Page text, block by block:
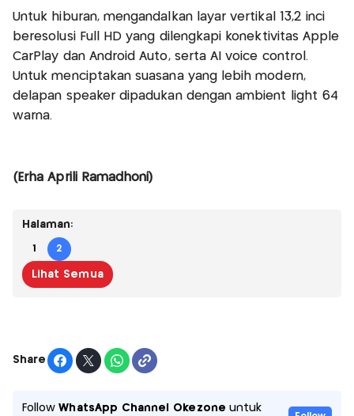
Untuk hiburan, mengandalkan layar vertikal 13,2 inci
beresolusi Full HD yang dilengkapi konektivitas Apple
CarPlay dan Android Auto , serta AI voice control .
Untuk menciptakan suasana yang lebih modern,
delapan speaker dipadukan dengan ambient light 64
warna.
(Erha Aprili Ramadhoni)
Halaman:
1 2
Lihat Semua
Share
FollowWhatsApp Channel Okezone untuk